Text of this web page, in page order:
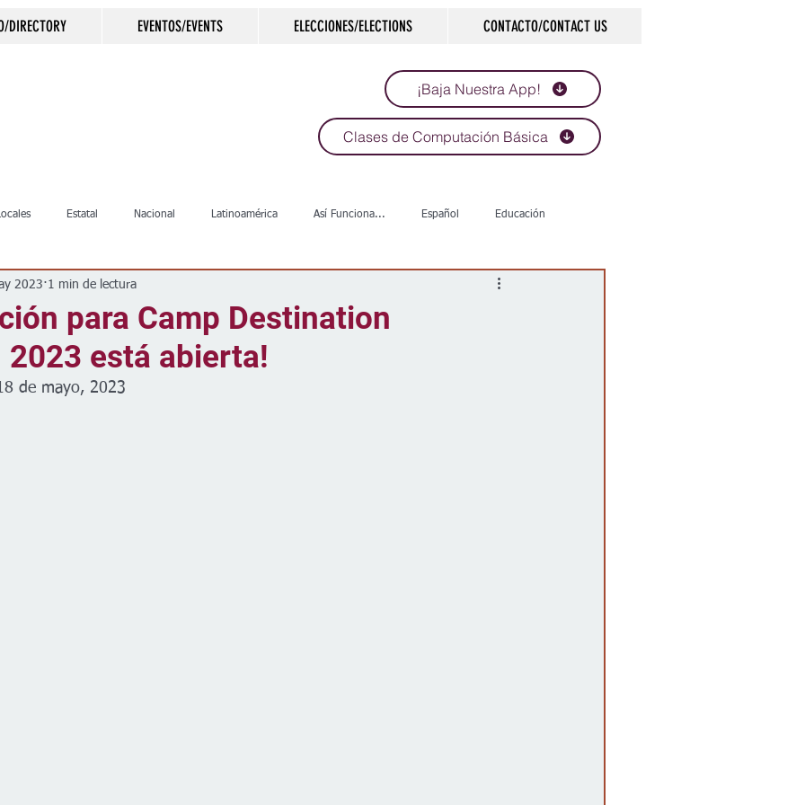
DIRECTORY EVENTOS/EVENTS ELECCIONES/ELECTIONS CONTACTO/CONTACT US
¡Baja Nuestra App!
Clases de Computación Básica
Estatal Nacional Latinoamérica Así Funciona... Español Educación
Salud Arte & Cultura
Escuelas Calles Desamparados Carreteras
para Camp Destination
está abierta!
2023 1 min de lectura
de mayo, 2023